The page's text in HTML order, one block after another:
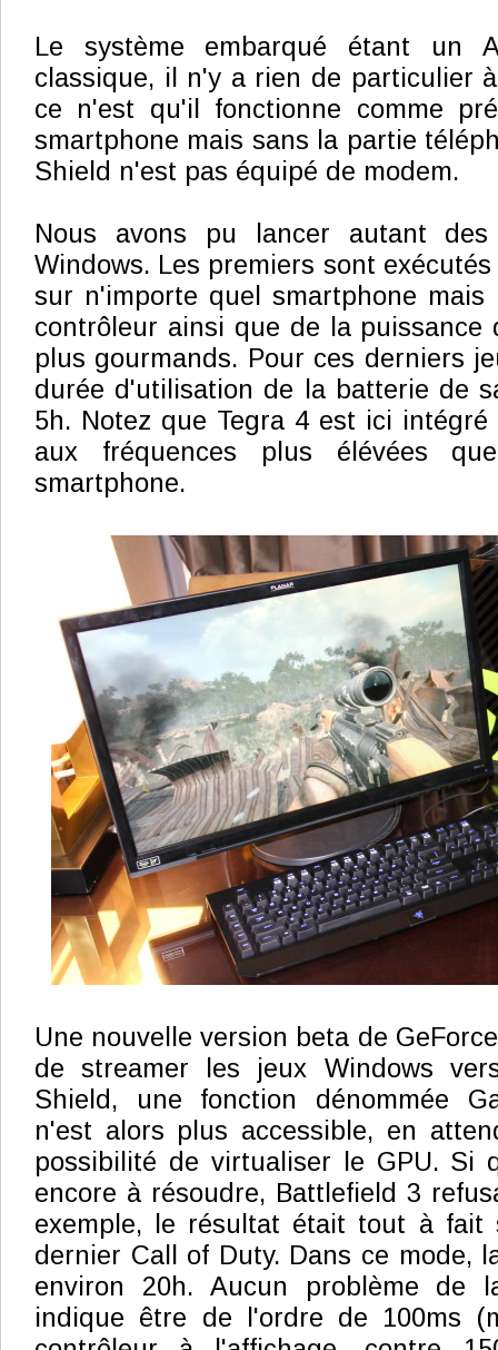
Le système embarqué étant un
classique, il n'y a rien de particulier
ce n'est qu'il fonctionne comme
smartphone mais sans la partie
Shield n'est pas équipé de modem.
Nous avons pu lancer autant
Windows. Les premiers sont
sur n'importe quel smartphone
contrôleur ainsi que de la puissance
plus gourmands. Pour ces derniers
durée d'utilisation de la batterie de
5h. Notez que Tegra 4 est ici
aux fréquences plus élévées
smartphone.
Une nouvelle version beta de
de streamer les jeux Windows
Shield, une fonction dénommée
n'est alors plus accessible, en
possibilité de virtualiser le GPU. Si
encore à résoudre, Battlefield 3
exemple, le résultat était tout à fait
dernier Call of Duty. Dans ce mode,
environ 20h. Aucun problème de
indique être de l'ordre de 100ms